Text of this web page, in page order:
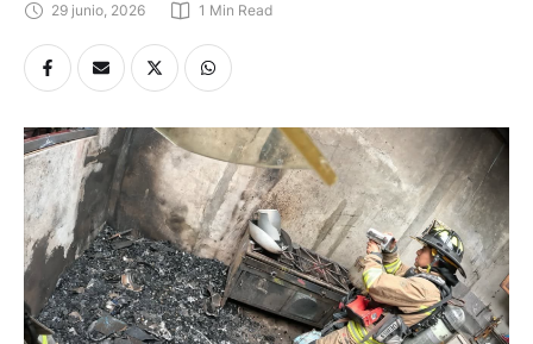
29 junio, 2026 1 Min Read